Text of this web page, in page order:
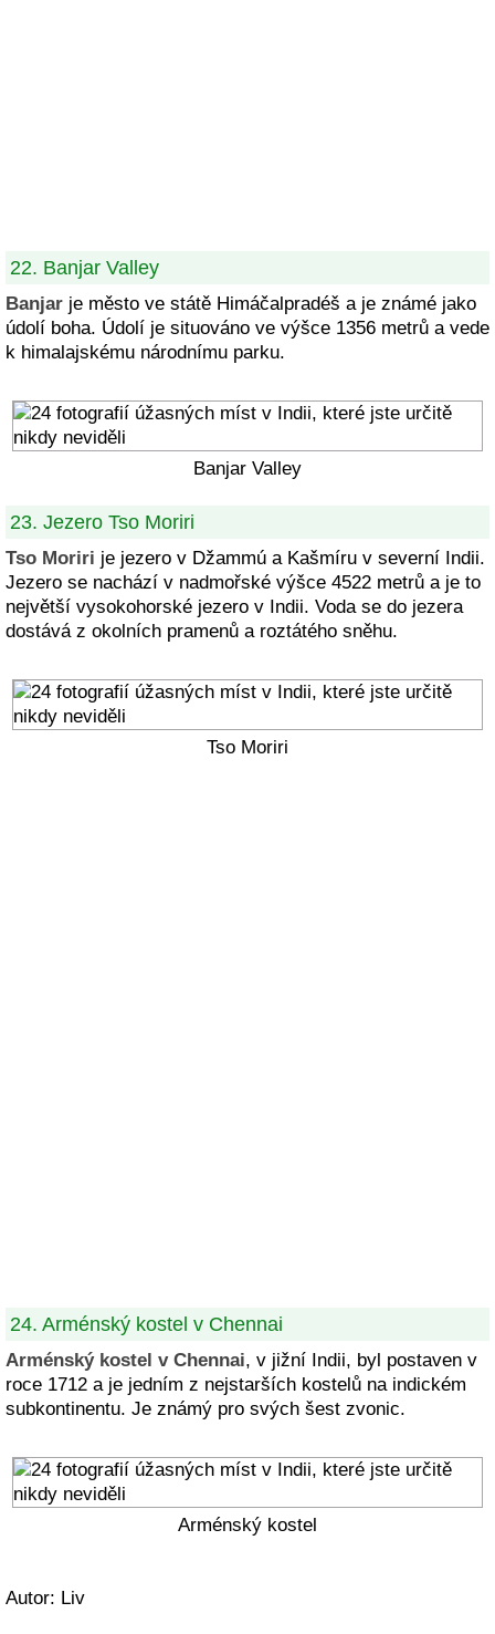
22. Banjar Valley
Banjar je město ve státě Himáčalpradéš a je známé jako
údolí boha. Údolí je situováno ve výšce 1356 metrů a vede
k himalajskému národnímu parku.
Banjar Valley
23. Jezero Tso Moriri
Tso Moriri je jezero v Džammú a Kašmíru v severní Indii.
Jezero se nachází v nadmořské výšce 4522 metrů a je to
největší vysokohorské jezero v Indii. Voda se do jezera
dostává z okolních pramenů a roztátého sněhu.
Tso Moriri
24. Arménský kostel v Chennai
Arménský kostel v Chennai, v jižní Indii, byl postaven v
roce 1712 a je jedním z nejstarších kostelů na indickém
subkontinentu. Je známý pro svých šest zvonic.
Arménský kostel
Autor: Liv